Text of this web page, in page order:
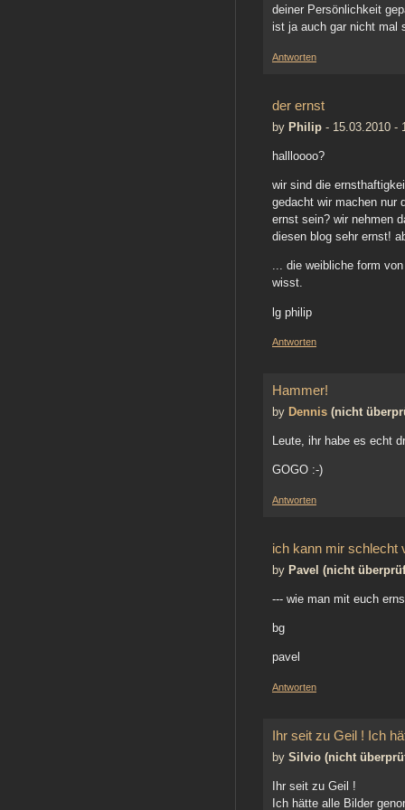
deiner Persönlichkeit
ist ja auch gar nicht mal
Antworten
der ernst
by Philip - 15.03.2010 -
hallloooo?
wir sind die
gedacht wir machen nur
ernst sein? wir nehmen
diesen blog sehr ernst!
... die weibliche form
wisst.
lg philip
Antworten
Hammer!
by Dennis (nicht
Leute, ihr habe es echt
GOGO :-)
Antworten
ich kann mir schlecht
by Pavel (nicht
--- wie man mit euch
bg
pavel
Antworten
Ihr seit zu Geil ! Ich
by Silvio (nicht
Ihr seit zu Geil !
Ich hätte alle Bilder